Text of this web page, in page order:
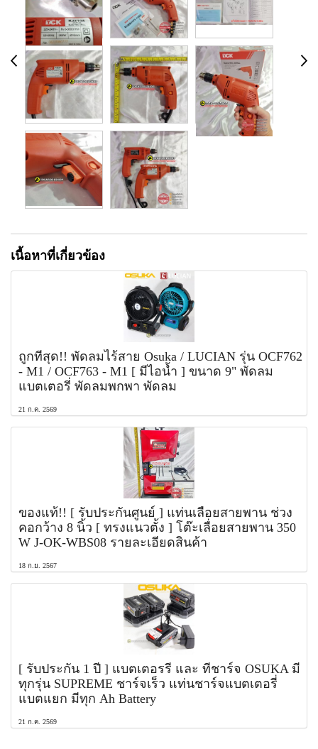
เนื้อหาที่เกี่ยวข้อง
ถูกที่สุด!! พัดลมไร้สาย Osuka / LUCIAN รุ่น OCF762
- M1 / OCF763 - M1 [ มีไอน้ำ ] ขนาด 9" พัดลม
แบตเตอรี่ พัดลมพกพา พัดลม
21 ก.ค. 2569
ของแท้!! [ รับประกันศูนย์ ] แท่นเลื่อยสายพาน ช่วง
คอกว้าง 8 นิ้ว [ ทรงแนวตั้ง ] โต๊ะเลื่อยสายพาน 350
W J-OK-WBS08 รายละเอียดสินค้า
18 ก.ย. 2567
[ รับประกัน 1 ปี ] แบตเตอรรี่ และ ที่ชาร์จ OSUKA มี
ทุกรุ่น SUPREME ชาร์จเร็ว แท่นชาร์จแบตเตอรี่
แบตแยก มีทุก Ah Battery
21 ก.ค. 2569